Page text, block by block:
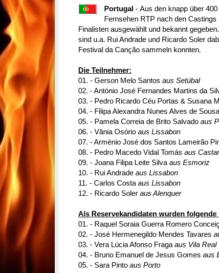
Portugal -Aus den knapp über
Fernsehen RTP nach den
Finalisten ausgewählt und bekannt
sind u.a. Rui Andrade und Ricardo Soler
Festival da Canção sammeln konnten.
Die Teilnehmer:
01. - Gerson Melo Santos aus Setúbal
02. - António José Fernandes Martins da
03. - Pedro Ricardo Céu Portas & Susana
04. - Filipa Alexandra Nunes Alves de Sousa
05. - Pamela Correia de Brito Salvado aus
06. - Vânia Osório aus Lissabon
07. - Arménio José dos Santos Lameirão
08. - Pedro Macedo Vidal Tomás aus
09. - Joana Filipa Leite Silva aus Esmoriz
10. - Rui Andrade aus Lissabon
11. - Carlos Costa aus Lissabon
12. - Ricardo Soler aus Alenquer
Als Reservekandidaten wurden
01. - Raquel Soraia Guerra Romero
02. - José Hermenegildo Mendes Tavares
03. - Vera Lúcia Afonso Fraga aus Vila Real
04. - Bruno Emanuel de Jesus Gomes aus
05. - Sara Pinto aus Porto